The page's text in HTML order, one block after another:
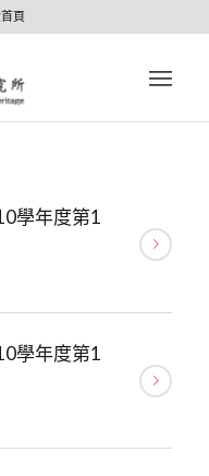
頁
學年度第1
學年度第1